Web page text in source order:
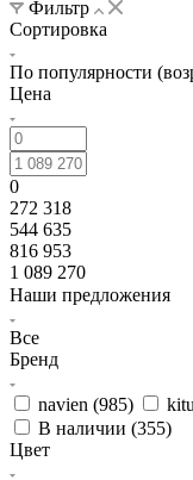
Фильтр
Сортировка
По популярности
Цена
0
272 318
544 635
816 953
1 089 270
Наши предложения
Все
Бренд
navien (985)
В наличии (355)
Цвет